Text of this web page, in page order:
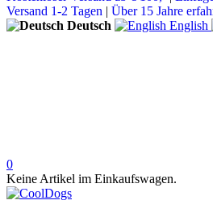
Versand 1-2 Tagen | Über 15 Jahre
Deutsch
English
0
Keine Artikel im Einkaufswagen.